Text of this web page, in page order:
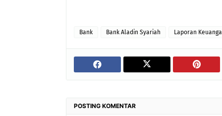
Bank Bank Aladin Syariah Laporan
POSTING KOMENTAR